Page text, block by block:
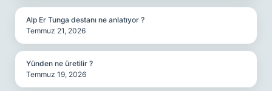
Alp Er Tunga destanı ne anlatıyor ?
Temmuz 21, 2026
Yünden ne üretilir ?
Temmuz 19, 2026